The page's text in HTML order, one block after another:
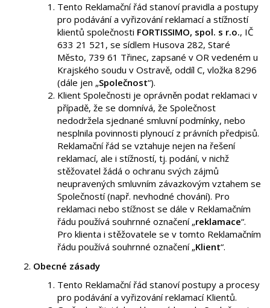
Tento Reklamační řád stanoví pravidla a postupy
pro podávání a vyřizování reklamací a stížností
klientů společnosti FORTISSIMO, spol. s r.o., IČ
633 21 521, se sídlem Husova 282, Staré
Město, 739 61 Třinec, zapsané v OR vedeném u
Krajského soudu v Ostravě, oddíl C, vložka 8296
(dále jen „Společnost“).
Klient Společnosti je oprávněn podat reklamaci v
případě, že se domnívá, že Společnost
nedodržela sjednané smluvní podmínky, nebo
nesplnila povinnosti plynoucí z právních předpisů.
Reklamační řád se vztahuje nejen na řešení
reklamací, ale i stížností, tj. podání, v nichž
stěžovatel žádá o ochranu svých zájmů
neupravených smluvním závazkovým vztahem se
Společností (např. nevhodné chování). Pro
reklamaci nebo stížnost se dále v Reklamačním
řádu používá souhrnné označení „reklamace“.
Pro klienta i stěžovatele se v tomto Reklamačním
řádu používá souhrnné označení „Klient“.
Obecné zásady
Tento Reklamační řád stanoví postupy a procesy
pro podávání a vyřizování reklamací Klientů.